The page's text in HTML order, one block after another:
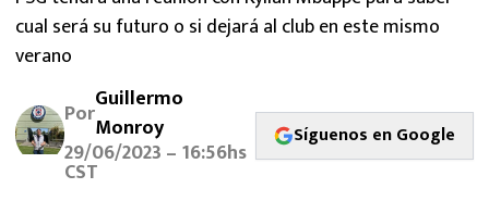
ATLANTE
FUTBOL INTERNACIONAL
MEXICANOS EN EL EXTRANJERO
cual será su futuro o si dejará al club en este mismo
verano
PorGuillermo
Monroy
29/06/2023 – 16:56hs
CST
Síguenos en Google